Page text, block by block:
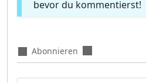
bevor du kommentierst!
Abonnieren